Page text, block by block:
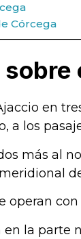
Córcega
en
a los
más al
operan
la parte